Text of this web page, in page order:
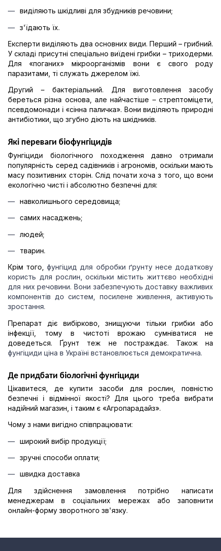
виділяють шкідливі для збудників речовини;
з'їдають їх.
Експерти виділяють два основних види. Перший – грибний.
У складі присутні спеціально виїдені грибки – триходерми.
Для «поганих» мікроорганізмів вони є свого роду
паразитами, ті служать джерелом їжі.
Другий – бактеріальний. Для виготовлення засобу
береться різна основа, але найчастіше – стрептоміцети,
псевдомонади і «сінна паличка». Вони виділяють природні
антибіотики, що згубно діють на шкідників.
Які переваги біофунгіцидів
Фунгіциди біологічного походження давно отримали
популярність серед садівників і агрономів, оскільки мають
масу позитивних сторін. Слід почати хоча з того, що вони
екологічно чисті і абсолютно безпечні для:
навколишнього середовища;
самих насаджень;
людей;
тварин.
Крім того, фунгіцид для обробки ґрунту несе додаткову
користь для рослин, оскільки містить життєво необхідні
для них речовини. Вони забезпечують доставку важливих
компонентів до систем, посилене живлення, активують
зростання.
Препарат діє вибірково, знищуючи тільки грибки або
інфекції, тому в чистоті врожаю сумніватися не
фунгіциди ціна в Україні встановлюється демократична.
Де придбати біологічні фунгіциди
Цікавитеся, де купити засоби для рослин, повністю
безпечні і відмінної якості? Для цього треба вибрати
надійний магазин, і таким є «Агропарадайз».
Чому з нами вигідно співпрацювати:
широкий вибір продукції;
зручні способи оплати;
швидка доставка
Для здійснення замовлення потрібно написати
менеджерам в соціальних мережах або заповнити
онлайн-форму зворотного зв'язку.